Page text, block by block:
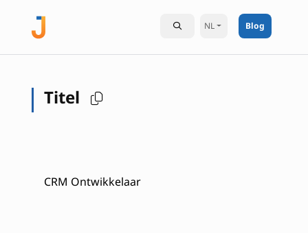
NL Blog
Titel
CRM Ontwikkelaar